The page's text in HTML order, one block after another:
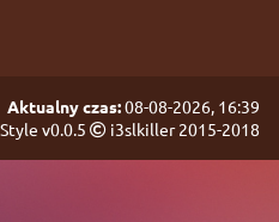
Aktualny czas:08-08-2026, 16:39
v0.0.5
i3slkiller 2015-2018